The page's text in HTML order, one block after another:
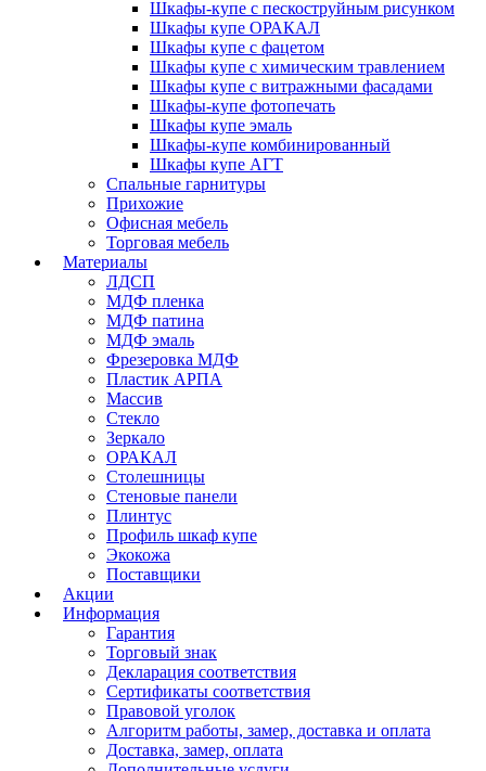
Шкафы-купе с пескоструйным рисунком
Шкафы купе ОРАКАЛ
Шкафы купе с фацетом
Шкафы купе с химическим травлением
Шкафы купе с витражными фасадами
Шкафы-купе фотопечать
Шкафы купе эмаль
Шкафы-купе комбинированный
Шкафы купе АГТ
Спальные гарнитуры
Прихожие
Офисная мебель
Торговая мебель
Материалы
ЛДСП
МДФ пленка
МДФ патина
МДФ эмаль
Фрезеровка МДФ
Пластик АРПА
Массив
Стекло
Зеркало
ОРАКАЛ
Столешницы
Стеновые панели
Плинтус
Профиль шкаф купе
Экокожа
Поставщики
Акции
Информация
Гарантия
Торговый знак
Декларация соответствия
Сертификаты соответствия
Правовой уголок
Алгоритм работы, замер, доставка и оплата
Доставка, замер, оплата
Да